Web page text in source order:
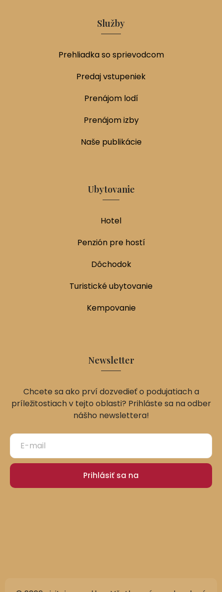
Služby
Prehliadka so sprievodcom
Predaj vstupeniek
Prenájom lodí
Prenájom izby
Naše publikácie
Ubytovanie
Hotel
Penzión pre hostí
Dôchodok
Turistické ubytovanie
Kempovanie
Newsletter
Chcete sa ako prví dozvedieť o podujatiach a
príležitostiach v tejto oblasti? Prihláste sa na odber
nášho newslettera!
Prihlásiť sa na